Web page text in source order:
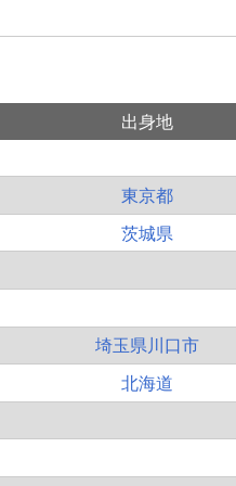
出身地
東京都
茨城県
埼玉県川口市
北海道